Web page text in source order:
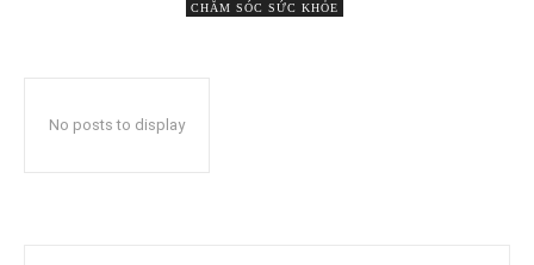
CHĂM SÓC SỨC KHỎE
No posts to display